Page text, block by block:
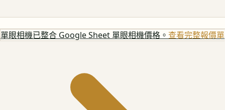
單眼相機已整合 Google Sheet 單眼相機價格。 查看完整報價單